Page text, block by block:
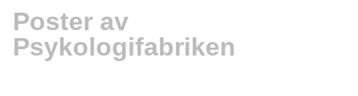
Poster av
Psykologifabriken